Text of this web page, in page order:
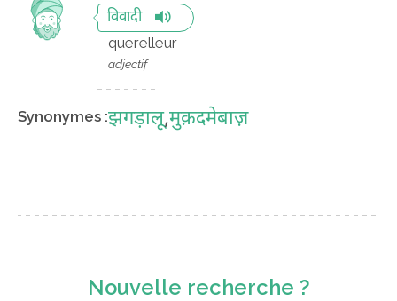
विवादी
querelleur
adjectif
Synonymes :झगड़ालू,मुक़दमेबाज़
Nouvelle recherche ?